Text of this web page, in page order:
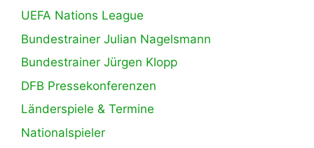
UEFA Nations League
Bundestrainer Julian Nagelsmann
Bundestrainer Jürgen Klopp
DFB Pressekonferenzen
Länderspiele & Termine
Nationalspieler